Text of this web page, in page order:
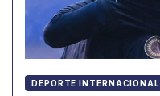
DEPORTE INTERNACIONAL